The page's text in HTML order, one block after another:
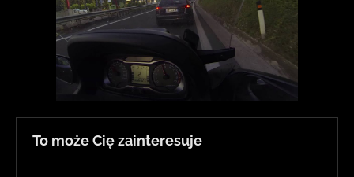
To może Cię zainteresuje